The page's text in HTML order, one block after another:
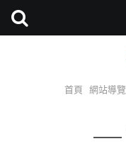
首頁 網站導覽